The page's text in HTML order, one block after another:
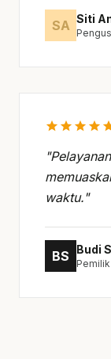
SA Siti
starstarstarstar
waktu."
BS Budi